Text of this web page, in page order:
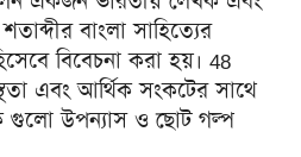
বাংলা সাহিত্যের
বিবেচনা করা হয়। 48
এবং আর্থিক সংকটের সাথে
গুলো উপন্যাস ও ছোট গল্প